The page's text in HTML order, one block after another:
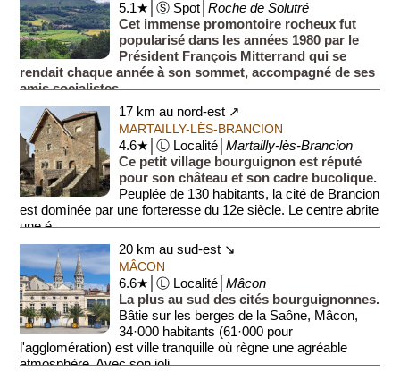
5.1★│Ⓢ Spot│Roche de Solutré
Cet immense promontoire rocheux fut
popularisé dans les années 1980 par le
Président François Mitterrand qui se
rendait chaque année à son sommet, accompagné de ses
amis socialistes.
Ce bel e...
17 km au nord-est ↗
MARTAILLY-LÈS-BRANCION
4.6★│Ⓛ Localité│Martailly-lès-Brancion
Ce petit village bourguignon est réputé
pour son château et son cadre bucolique.
Peuplée de 130 habitants, la cité de Brancion
est dominée par une forteresse du 12e siècle. Le centre abrite
une é...
20 km au sud-est ↘
MÂCON
6.6★│Ⓛ Localité│Mâcon
La plus au sud des cités bourguignonnes.
Bâtie sur les berges de la Saône, Mâcon,
34·000 habitants (61·000 pour
l'agglomération) est ville tranquille où règne une agréable
atmosphère. Avec son joli...